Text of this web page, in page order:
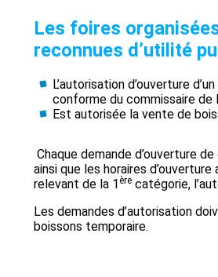
Les foires
reconnues d’utilité
L’autorisation d’ouverture
conforme du commissaire de
Est autorisée la vente de
Chaque demande d’ouverture
ainsi que les horaires
relevant de la 1èrecatégorie,
Les demandes d’autorisation
boissons temporaire.